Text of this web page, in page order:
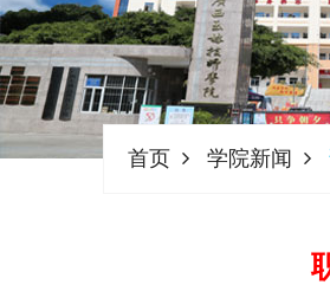
首页 学院新闻